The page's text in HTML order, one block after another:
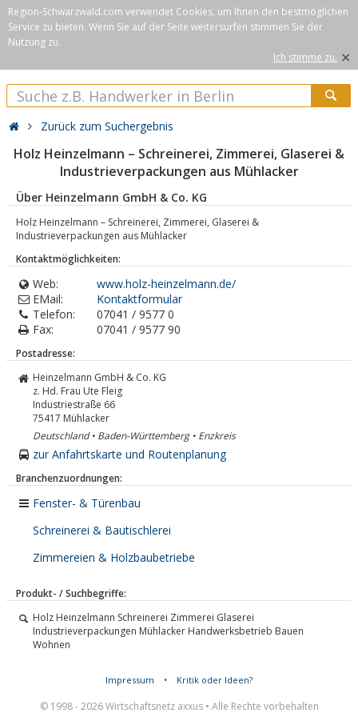
Region-Schwarzwald.com verwendet Cookies, um Ihnen den bestmöglichen
Service zu bieten. Wenn Sie auf der Seite weitersurfen stimmen Sie der
Nutzung zu.
Ich stimme zu. ×
Zurück zum Suchergebnis
Holz Heinzelmann – Schreinerei, Zimmerei, Glaserei &
Industrieverpackungen aus Mühlacker
Über Heinzelmann GmbH & Co. KG
Holz Heinzelmann – Schreinerei, Zimmerei, Glaserei &
Industrieverpackungen aus Mühlacker
Kontaktmöglichkeiten:
Web:
www.holz-heinzelmann.de/
EMail:
Kontaktformular
Telefon:
07041 / 9577 0
Fax:
07041 / 9577 90
Postadresse:
Heinzelmann GmbH & Co. KG
z. Hd. Frau Ute Fleig
Industriestraße 66
75417 Mühlacker
Deutschland • Baden-Württemberg • Enzkreis
zur Anfahrtskarte und Routenplanung
Branchenzuordnungen:
Fenster- & Türenbau
Schreinerei & Bautischlerei
Zimmereien & Holzbaubetriebe
Produkt- / Suchbegriffe:
Holz Heinzelmann Schreinerei Zimmerei Glaserei
Industrieverpackungen Mühlacker Handwerksbetrieb Bauen
Wohnen
Impressum • Kritik oder Ideen?
© 1998 - 2026 Wirtschaftsnetz axxus • Alle Rechte vorbehalten